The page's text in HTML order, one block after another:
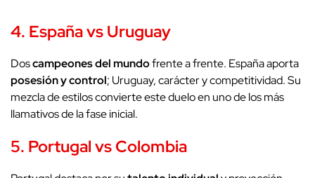
4. España vs Uruguay
Doscampeones del mundofrente a frente. España aporta
posesión y control; Uruguay, carácter y competitividad. Su
mezcla de estilos convierte este duelo en uno de los más
llamativos de la fase inicial.
5. Portugal vs Colombia